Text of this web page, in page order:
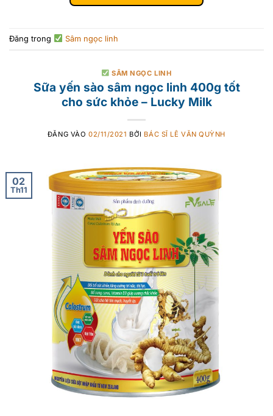
Đăng trong Sâm ngọc linh
SÂM NGỌC LINH
Sữa yến sào sâm ngọc linh 400g tốt
cho sức khỏe – Lucky Milk
ĐĂNG VÀO 02/11/2021 BỞI BÁC SĨ LÊ VĂN QUỲNH
02
Th11